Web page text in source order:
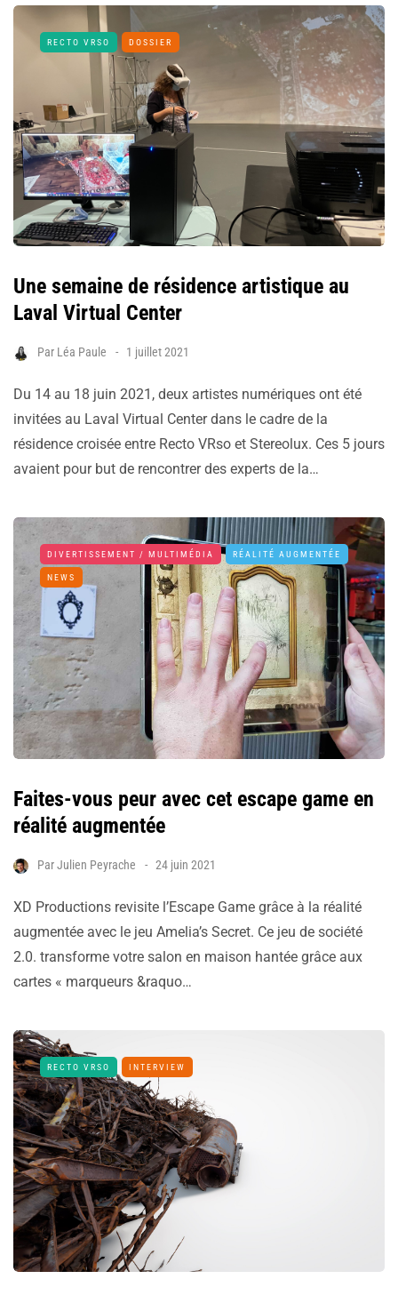
RECTO VRSO DOSSIER
Une semaine de résidence artistique au
Laval Virtual Center
Par Léa Paule 1 juillet 2021
Du 14 au 18 juin 2021, deux artistes numériques ont été
invitées au Laval Virtual Center dans le cadre de la
résidence croisée entre Recto VRso et Stereolux. Ces 5 jours
avaient pour but de rencontrer des experts de la…
DIVERTISSEMENT / MULTIMÉDIA RÉALITÉ AUGMENTÉE
NEWS
Faites-vous peur avec cet escape game en
réalité augmentée
ParJulien Peyrache 24 juin 2021
XD Productions revisite l’Escape Game grâce à la réalité
augmentée avec le jeu Amelia’s Secret. Ce jeu de société
2.0. transforme votre salon en maison hantée grâce aux
cartes « marqueurs &raquo…
RECTO VRSO INTERVIEW